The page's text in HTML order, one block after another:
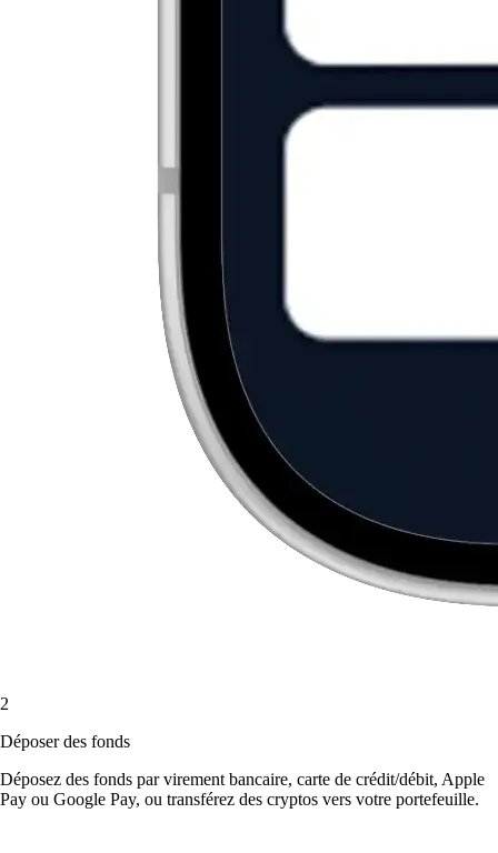
2
Déposer des fonds
Déposez des fonds par virement bancaire, carte de crédit/débit, Apple
Pay ou Google Pay, ou transférez des cryptos vers votre portefeuille.